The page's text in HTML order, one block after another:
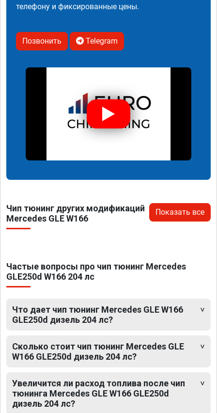
телефону и фиксированные цены.
Позвонить Telegram
Чип тюнинг других модификаций
Mercedes GLE W166
Показать все
Частые вопросы про чип тюнинг Mercedes
GLE250d W166 204 лс
Что дает чип тюнинг Mercedes GLE W166
GLE250d дизель 204 лс?
Сколько стоит чип тюнинг Mercedes GLE
W166 GLE250d дизель 204 лс?
Увеличится ли расход топлива после чип
тюнинга Mercedes GLE W166 GLE250d
дизель 204 лс?